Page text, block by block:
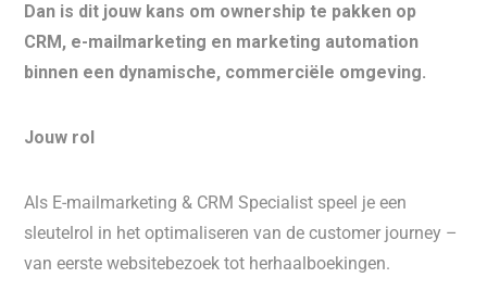
Dan is dit jouw kans om ownership te pakken op
CRM, e-mailmarketing en marketing automation
binnen een dynamische, commerciële omgeving.
Jouw rol
Als E-mailmarketing & CRM Specialist speel je een
sleutelrol in het optimaliseren van de customer journey –
van eerste websitebezoek tot herhaalboekingen.